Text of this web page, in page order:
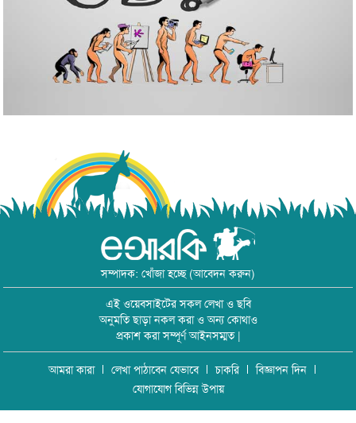
সম্পাদক: খোঁজা হচ্ছে (আবেদন করুন)
এই ওয়েবসাইটের সকল লেখা ও ছবি
অনুমতি ছাড়া নকল করা ও অন্য কোথাও
প্রকাশ করা সম্পূর্ণ আইনসম্মত |
আমরা কারা লেখা পাঠাবেন যেভাবে চাকরি
বিজ্ঞাপন দিন
যোগাযোগ বিভিন্ন উপায়